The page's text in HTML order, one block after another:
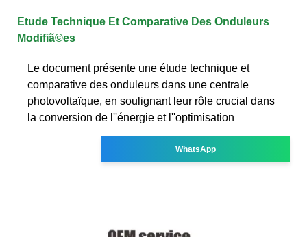
Etude Technique Et Comparative Des Onduleurs
Modifiã©es
Le document présente une étude technique et
comparative des onduleurs dans une centrale
photovoltaïque, en soulignant leur rôle crucial dans
la conversion de l''énergie et l''optimisation
WhatsApp